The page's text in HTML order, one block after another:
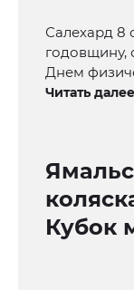
Салехард 8
годовщину,
Днем
Читать
Кубок